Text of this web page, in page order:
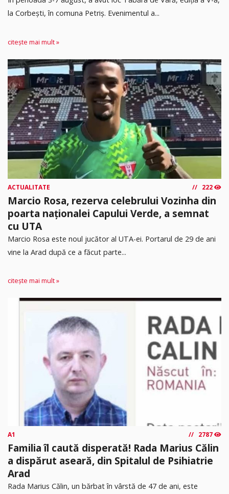
la Corbești, în comuna Petriș. Evenimentul a...
citește mai mult »
ACTUALITATE 222
Marcio Rosa, rezerva celebrului Vozinha din
poarta naționalei Capului Verde, a semnat
cu UTA
Marcio Rosa este noul jucător al UTA-ei. Portarul de 29 de ani
vine la Arad după ce a făcut parte...
citește mai mult »
A1 2787
Familia îl caută disperată! Rada Marius Călin
a dispărut aseară, din Spitalul de Psihiatrie
Arad
Rada Marius Călin, un bărbat în vârstă de 47 de ani, este